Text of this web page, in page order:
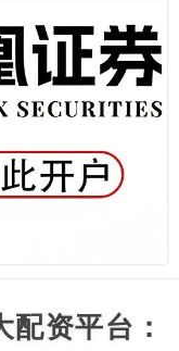
资平台：